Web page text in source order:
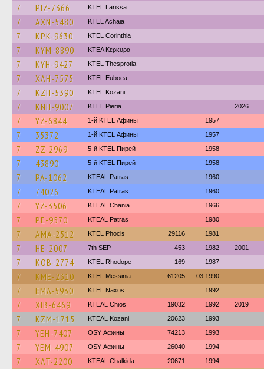
7 PIZ-7366 KTEL Larissa
7 AXN-5480 KTEL Achaia
7 KPK-9630 KTEL Corinthia
7 KYM-8890 ΚΤΕΛ Κέρκυρα
7 KYH-9427 KTEL Thesprotia
7 XAH-7575 ΚΤΕL Euboea
7 KZH-5390 ΚΤΕL Kozani
7 KNH-9007 KTEL Pieria 2026
7 YZ-6844 1-й KTEL Афины 1957
7 35372 1-й KTEL Афины 1957
7 ZZ-2969 5-й KTEL Пирей 1958
7 43890 5-й KTEL Пирей 1958
7 PA-1062 KTEAL Patras 1960
7 74026 KTEAL Patras 1960
7 YZ-3506 KTEAL Chania 1966
7 PE-9570 KTEAL Patras 1980
7 AMA-2512 ΚΤΕL Phocis 29116 1981
7 HE-2007 7th SEP 453 1982 2001
7 KOB-2774 KTEL Rhodope 169 1987
7 KME-2310 KTEL Messinia 61205 03.1990
7 EMA-5930 KTEL Naxos 1992
7 XIB-6469 KTEAL Chios 19032 1992 2019
7 KZM-1715 KTEAL Kozani 20623 1993
7 YEH-7407 OSY Афины 74213 1993
7 YEM-4907 OSY Афины 26040 1994
7 XAT-2200 KTEAL Chalkida 20671 1994